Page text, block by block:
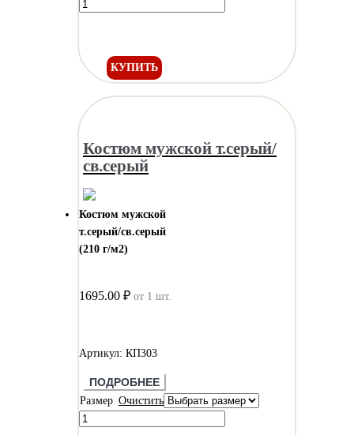
КУПИТЬ
Костюм мужской т.серый/
св.серый
Костюм мужской
т.серый/св.серый
(210 г/м2)
1695.00 ₽ от 1 шт.
Артикул: КП303
ПОДРОБНЕЕ
Размер Очистить